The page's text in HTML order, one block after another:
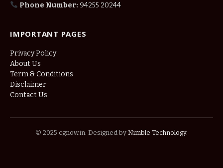
Phone Number: 94255 20244
IMPORTANT PAGES
Privacy Policy
About Us
Term & Conditions
Disclaimer
Contact Us
© 2025 cgnow.in. Designed by Nimble Technology.